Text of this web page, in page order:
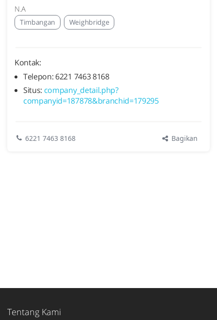
N.A
Timbangan Weighbridge
Kontak:
Telepon: 6221 7463 8168
Situs: company_detail.php?
companyid=187878&branchid=179295
6221 7463 8168 Bagikan
Tentang Kami